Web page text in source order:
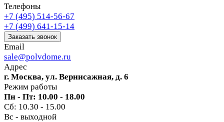
Телефоны
+7 (495) 514-56-67
+7 (499) 641-15-14
Заказать звонок
Email
sale@polvdome.ru
Адрес
г. Москва, ул. Вернисажная, д. 6
Режим работы
Пн - Пт: 10.00 - 18.00
Сб: 10.30 - 15.00
Вс - выходной